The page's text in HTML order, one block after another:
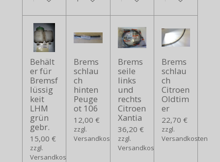
Behält
er für
Bremsf
lüssig
keit
LHM
grün
gebr.
15,00 €
zzgl.
Versandkosten
Brems
schlau
ch
hinten
Peuge
ot 106
12,00 €
zzgl.
Versandkosten
Brems
seile
links
und
rechts
Citroen
Xantia
36,20 €
zzgl.
Versandkosten
Brems
schlau
ch
Citroen
Oldtim
er
22,70 €
zzgl.
Versandkosten